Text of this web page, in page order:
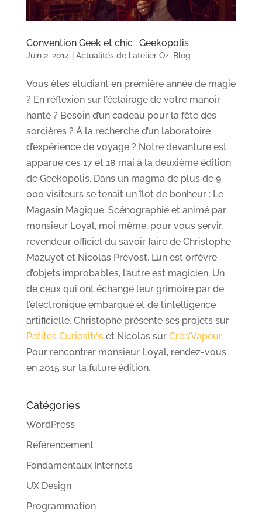
Convention Geek et chic : Geekopolis
Juin 2, 2014| Actualités de l'atelier Oz, Blog
Vous êtes étudiant en première année de magie
? En réflexion sur l’éclairage de votre manoir
hanté ? Besoin d’un cadeau pour la fête des
sorcières ? À la recherche d’un laboratoire
d’expérience de voyage ? Notre devanture est
apparue ces 17 et 18 mai à la deuxième édition
de Geekopolis. Dans un magma de plus de 9
000 visiteurs se tenait un îlot de bonheur : Le
Magasin Magique. Scénographié et animé par
monsieur Loyal, moi même, pour vous servir,
revendeur officiel du savoir faire de Christophe
Mazuyet et Nicolas Prévost. L’un est orfèvre
d’objets improbables, l’autre est magicien. Un
de ceux qui ont échangé leur grimoire par de
l’électronique embarqué et de l’intelligence
artificielle. Christophe présente ses projets sur
Petites Curiositéset Nicolas sur Créa’Vapeur.
Pour rencontrer monsieur Loyal, rendez-vous
en 2015 sur la future édition.
Catégories
WordPress
Référencement
Fondamentaux Internets
UX Design
Programmation